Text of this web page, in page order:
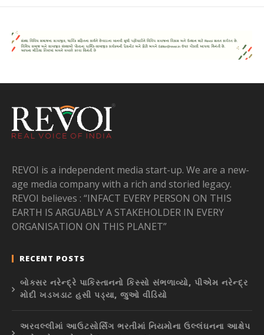
REVOI is a independent media start-up. We are a new-
age media company with a rich and storied legacy.
REVOI believes : “INFACT EVERY PERSON ON THIS
EARTH IS ARGUABLY A STAKEHOLDER IN EVERY
ORGANISATION ON THIS PLANET”
RECENT POSTS
બોક્સર નરેન્દ્રે પાકિસ્તાનનો કિસ્સો સંભળાવ્યો, પીએમ નરેન્દ્ર
મોદી ખડખડાટ હસી પડ્યા, જુઓ વીડિયો
અરવલ્લીમાં આઉટસોર્સિંગ ભરતીમાં નિયમોના ઉલ્લંઘનના આક્ષેપ